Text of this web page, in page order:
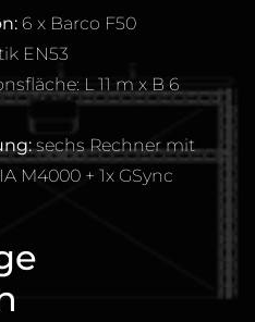
6 x Barco F50
EN53
L 11 m x B 6
sechs Rechner mit
M4000 + 1x GSync